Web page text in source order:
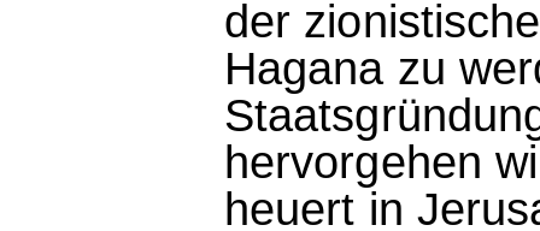
der
Hagana zu
hervorgehen
heuert in